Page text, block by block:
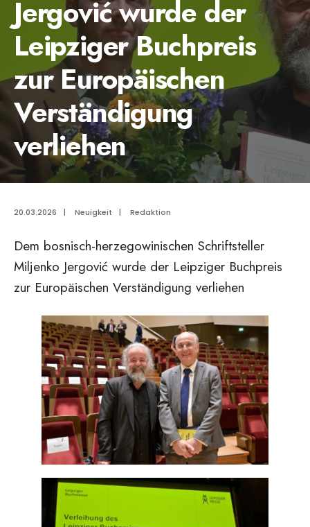
Jergović wurde der
Leipziger Buchpreis
zur Europäischen
Verständigung
verliehen
20.03.2026 | Neuigkeit | Redaktion
Dem bosnisch-herzegowinischen Schriftsteller
Miljenko Jergović wurde der Leipziger Buchpreis
zur Europäischen Verständigung verliehen